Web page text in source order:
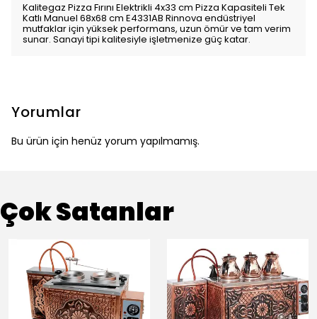
Kalitegaz Pizza Fırını Elektrikli 4x33 cm Pizza Kapasiteli Tek
Katlı Manuel 68x68 cm E4331AB Rinnova endüstriyel
mutfaklar için yüksek performans, uzun ömür ve tam verim
sunar. Sanayi tipi kalitesiyle işletmenize güç katar.
Yorumlar
Bu ürün için henüz yorum yapılmamış.
Çok Satanlar